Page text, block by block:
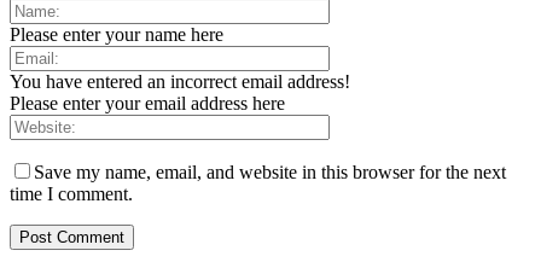
Please enter your name here
You have entered an incorrect email address!
Please enter your email address here
Save my name, email, and website in this browser for the next
time I comment.